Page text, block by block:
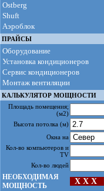
Ostberg
Shuft
Аэроблок
ПРАЙСЫ
Оборудование
Установка кондиционеров
Сервис кондиционеров
Монтаж вентиляции
КАЛЬКУЛЯТОР МОЩНОСТИ
Площадь помещения;
(м2)
Высота потолка (м)
Окна на
Кол-во компьютеров и
TV
Кол-во людей
НЕОБХОДИМАЯ
МОЩНОСТЬ
X X X